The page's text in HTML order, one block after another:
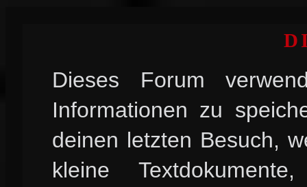
Dieses Forum
Informationen zu
deinen letzten Besuch,
kleine